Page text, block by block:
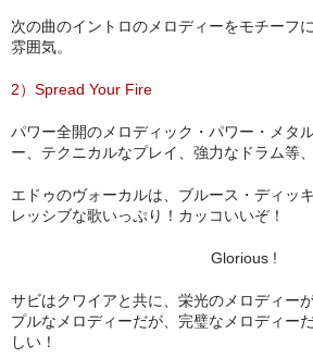
次の曲のイントロのメロディーをモチーフ
雰囲気。
2）Spread Your Fire
パワー全開のメロディック・パワー・メタ
ー、テクニカルなプレイ、強力なドラム等
エドゥのヴォーカルは、ブルース・ディッ
レッシブな歌いっぷり！カッコいいぞ！
Glorious !
サビはクワイアと共に、栄光のメロディー
プルなメロディーだが、完璧なメロディー
しい！